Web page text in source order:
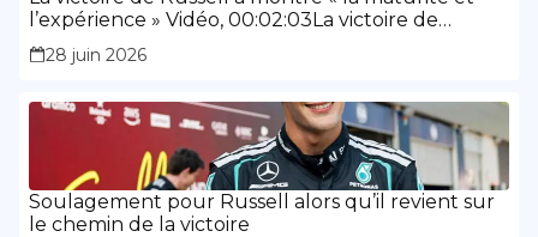
l’expérience » Vidéo, 00:02:03La victoire de
Russell a montré « la maturité et l’expérience »
28 juin 2026
Soulagement pour Russell alors qu’il revient sur
le chemin de la victoire